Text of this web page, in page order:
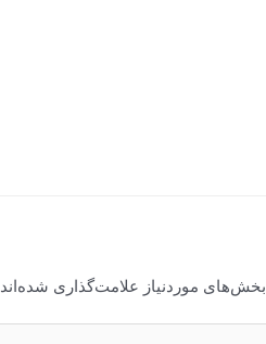
بخش‌های موردنیاز علامت‌گذاری شده‌اند